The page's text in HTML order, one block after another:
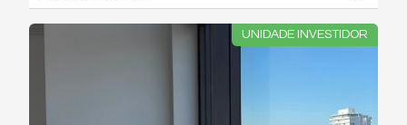
UNIDADE INVESTIDOR